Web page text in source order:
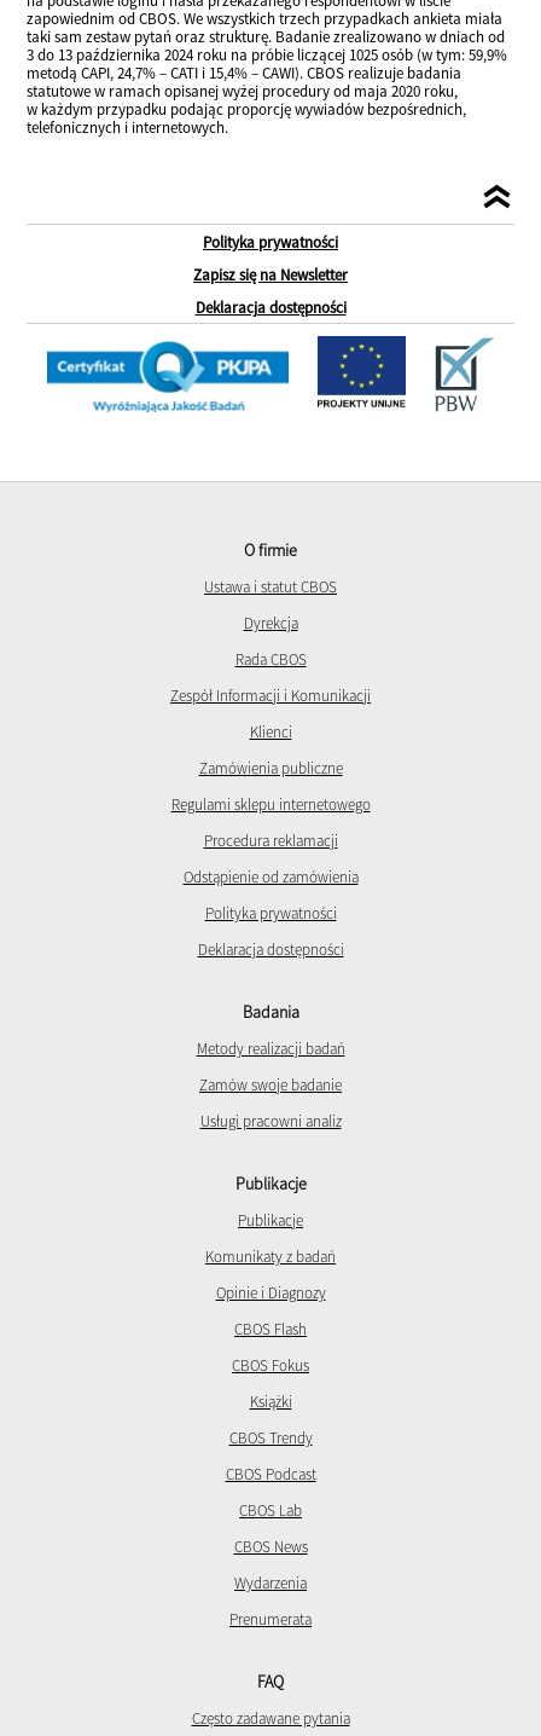
zapowiednim od CBOS. We wszystkich trzech przypadkach ankieta miała
taki sam zestaw pytań oraz strukturę. Badanie zrealizowano w dniach od
3 do 13 października 2024 roku na próbie liczącej 1025 osób (w tym: 59,9%
metodą CAPI, 24,7% – CATI i 15,4% – CAWI). CBOS realizuje badania
statutowe w ramach opisanej wyżej procedury od maja 2020 roku,
w każdym przypadku podając proporcję wywiadów bezpośrednich,
telefonicznych i internetowych.
Polityka prywatności
Zapisz się na Newsletter
Deklaracja dostępności
O firmie
Ustawa i statut CBOS
Dyrekcja
Rada CBOS
Zespół Informacji i Komunikacji
Klienci
Zamówienia publiczne
Regulami sklepu internetowego
Procedura reklamacji
Odstąpienie od zamówienia
Polityka prywatności
Deklaracja dostępności
Badania
Metody realizacji badań
Zamów swoje badanie
Usługi pracowni analiz
Publikacje
Publikacje
Komunikaty z badań
Opinie i Diagnozy
CBOS Flash
CBOS Fokus
Książki
CBOS Trendy
CBOS Podcast
CBOS Lab
CBOS News
Wydarzenia
Prenumerata
FAQ
Często zadawane pytania